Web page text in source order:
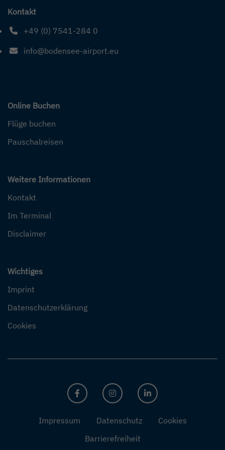
Kontakt
+49 (0) 7541-284 0
Telefonnummer: 4 9 0 7 5 4 1 2 8 4 0
info@bodensee-airport.eu
E-Mail Adresse: info@bodensee-airport.eu
Online Buchen
Flüge buchen
Pauschalreisen
Weitere Informationen
Kontakt
Im Terminal
Disclaimer
Wichtiges
Imprint
Datenschutzerklärung
Cookies
FACEBOOKINSTAGRAMLINKEDIN
Impressum Datenschutz
Cookies
Barrierefreiheit